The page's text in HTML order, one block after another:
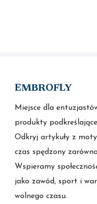
EMBROFLY
Miejsce dla
produkty
Odkryj artykuły z
czas spędzony
Wspieramy
jako zawód, sport i
wolnego czasu.